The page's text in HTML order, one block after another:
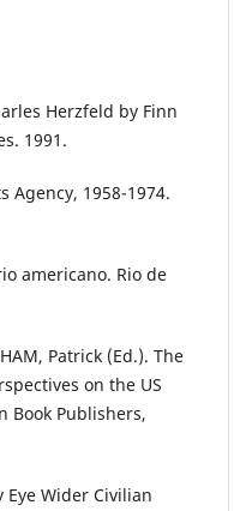
Herzfeld by Finn
1991.
Agency, 1958-1974.
americano. Rio de
Patrick (Ed.). The
on the US
Book Publishers,
Eye Wider Civilian